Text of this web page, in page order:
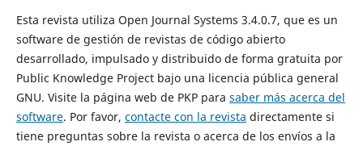
Esta revista utiliza Open Journal Systems 3.4.0.7, que es un
software de gestión de revistas de código abierto
desarrollado, impulsado y distribuido de forma gratuita por
Public Knowledge Project bajo una licencia pública general
GNU. Visite la página web de PKP para saber más acerca del
software. Por favor, contacte con la revista directamente si
tiene preguntas sobre la revista o acerca de los envíos a la